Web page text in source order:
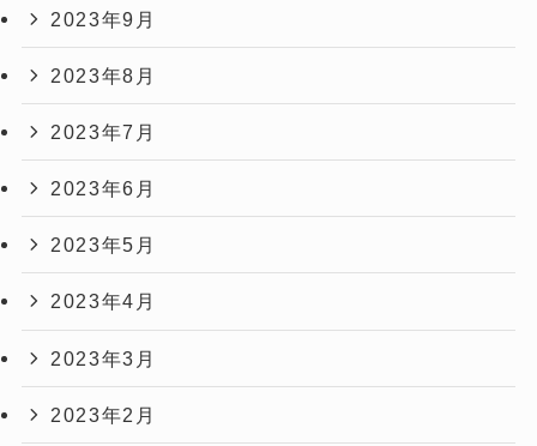
2023年9月
2023年8月
2023年7月
2023年6月
2023年5月
2023年4月
2023年3月
2023年2月